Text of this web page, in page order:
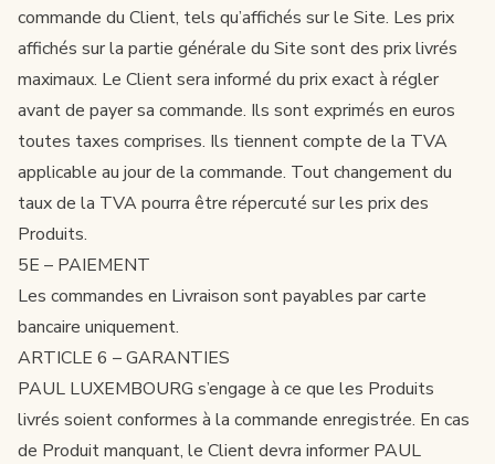
commande du Client, tels qu’affichés sur le Site. Les prix
affichés sur la partie générale du Site sont des prix livrés
maximaux. Le Client sera informé du prix exact à régler
avant de payer sa commande. Ils sont exprimés en euros
toutes taxes comprises. Ils tiennent compte de la TVA
applicable au jour de la commande. Tout changement du
taux de la TVA pourra être répercuté sur les prix des
Produits.
5E – PAIEMENT
Les commandes en Livraison sont payables par carte
bancaire uniquement.
ARTICLE 6 – GARANTIES
PAUL LUXEMBOURG s’engage à ce que les Produits
livrés soient conformes à la commande enregistrée. En cas
de Produit manquant, le Client devra informer PAUL